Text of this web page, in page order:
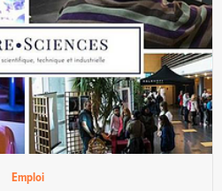
Emploi